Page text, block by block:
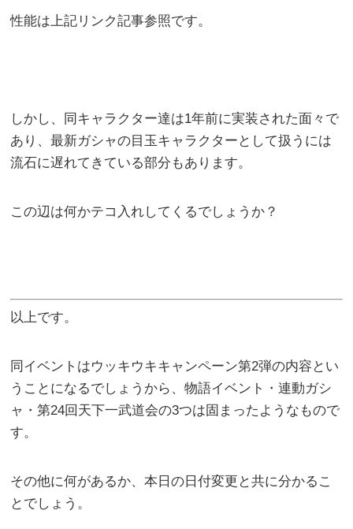
性能は上記リンク記事参照です。
しかし、同キャラクター達は1年前に実装された面々で
あり、最新ガシャの目玉キャラクターとして扱うには
流石に遅れてきている部分もあります。
この辺は何かテコ入れしてくるでしょうか？
以上です。
同イベントはウッキウキキャンペーン第2弾の内容とい
うことになるでしょうから、物語イベント・連動ガシ
ャ・第24回天下一武道会の3つは固まったようなもので
す。
その他に何があるか、本日の日付変更と共に分かるこ
とでしょう。